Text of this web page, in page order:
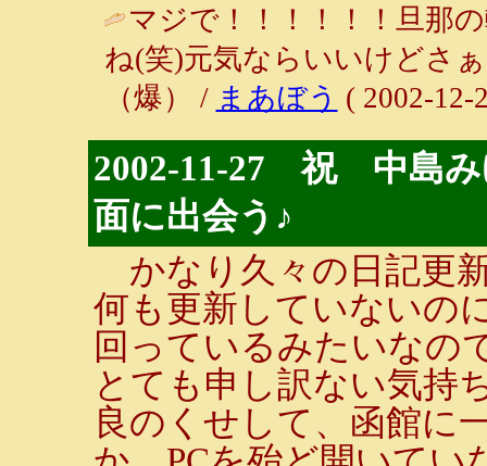
マジで！！！！！！旦那
ね(笑)元気ならいいけどさ
（爆） / まあぼう ( 2002-12-
2002-11-27 祝 中島み
面に出会う♪
かなり久々の日記更
何も更新していないの
回っているみたいなの
とても申し訳ない気持
良のくせして、函館に